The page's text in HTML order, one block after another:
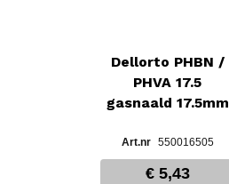
Dellorto PHBN /
PHVA 17.5
gasnaald 17.5mm
550016505
€ 5,43